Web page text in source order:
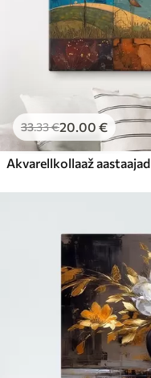
33.33€20.00 €
Akvarellkollaaž aastaajad